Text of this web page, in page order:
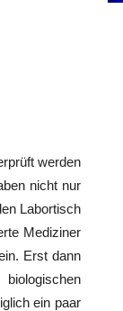
werden
nicht nur
Labortisch
Mediziner
Erst dann
ein paar